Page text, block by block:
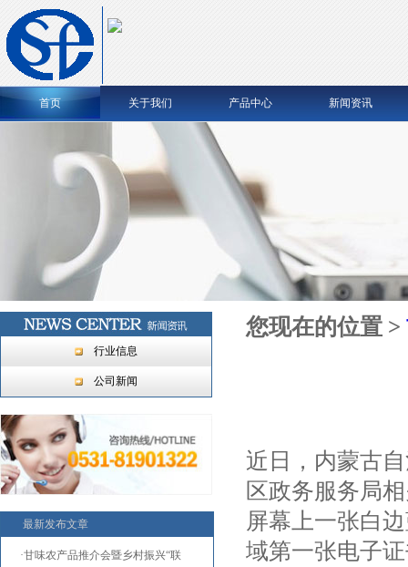
首页 关于我们 产品中心 新闻资讯
行业信息
公司新闻
最新发布文章
·甘味农产品推介会暨乡村振兴“联
您现在的位置 >
近日，内蒙古
区政务服务局
屏幕上一张白
域第一张电子